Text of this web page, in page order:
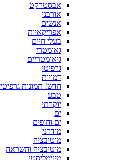
אבסטרקט
אורבני
אנשים
אפריקאיות
בעלי חיים
גאומטרי
גיאומטריים
גרפיטי
דמויות
חדש! תמונות גרפיטי
טבע
יוקרתי
ים
ים וחופים
מודרני
מוטיבציה
מוטיבציה והשראה
מינימליסטי